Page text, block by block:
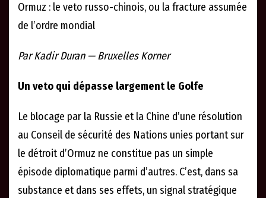
Ormuz : le veto russo-chinois, ou la fracture assumée
de l’ordre mondial
Par Kadir Duran — Bruxelles Korner
Un veto qui dépasse largement le Golfe
Le blocage par la Russie et la Chine d’une résolution
au Conseil de sécurité des Nations unies portant sur
le détroit d’Ormuz ne constitue pas un simple
épisode diplomatique parmi d’autres. C’est, dans sa
substance et dans ses effets, un signal stratégique